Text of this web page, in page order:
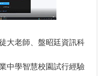
大老師、盤昭廷資訊科
中學智慧校園試行經驗